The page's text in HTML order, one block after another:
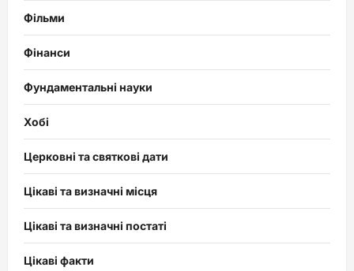
Фільми
Фінанси
Фундаментальні науки
Хобі
Церковні та святкові дати
Цікаві та визначні місця
Цікаві та визначні постаті
Цікаві факти